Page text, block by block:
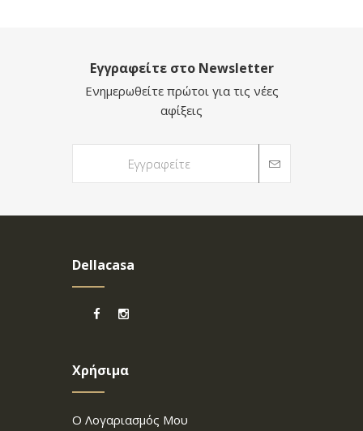
Εγγραφείτε στο Newsletter
Ενημερωθείτε πρώτοι για τις νέες
αφίξεις
Dellacasa
Χρήσιμα
Ο Λογαριασμός Μου